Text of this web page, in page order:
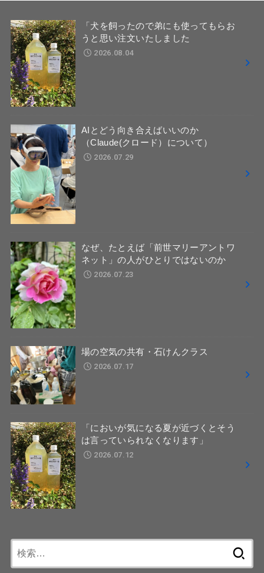
「犬を飼ったので弟にも使ってもらお
うと思い注文いたしました
2026.08.04
AIとどう向き合えばいいのか
（Claude(クロード）について）
2026.07.29
なぜ、たとえば「前世マリーアントワ
ネット」の人がひとりではないのか
2026.07.23
場の空気の共有・石けんクラス
2026.07.17
「においが気になる夏が近づくとそう
は言っていられなくなります」
2026.07.12